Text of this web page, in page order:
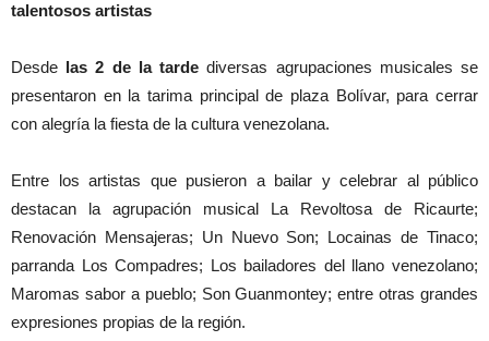
talentosos artistas
Desde las 2 de la tarde diversas agrupaciones musicales se
presentaron en la tarima principal de plaza Bolívar, para cerrar
con alegría la fiesta de la cultura venezolana.
Entre los artistas que pusieron a bailar y celebrar al público
destacan la agrupación musical La Revoltosa de Ricaurte;
Renovación Mensajeras; Un Nuevo Son; Locainas de Tinaco;
parranda Los Compadres; Los bailadores del llano venezolano;
Maromas sabor a pueblo; Son Guanmontey; entre otras grandes
expresiones propias de la región.